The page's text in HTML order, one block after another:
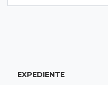
18:33Em 2022
EXPEDIENTE